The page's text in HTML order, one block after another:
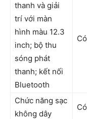
thanh và giải
trí với màn
hình màu 12.3
inch; bộ thu
sóng phát
thanh; kết nối
Bluetooth
Có
Chức năng sạc
không dây
Có